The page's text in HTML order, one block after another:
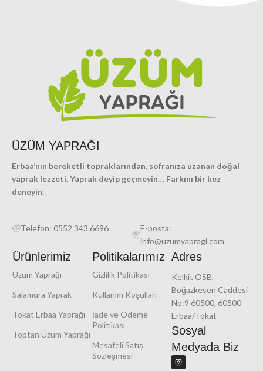
ÜZÜM YAPRAĞI
Erbaa’nın bereketli topraklarından, sofranıza uzanan doğal
yaprak lezzeti. Yaprak deyip geçmeyin… Farkını bir kez
deneyin.
Telefon: 0552 343 6696
E-posta:
info@uzumyapragi.com
Ürünlerimiz
Üzüm Yaprağı
Salamura Yaprak
Tokat Erbaa Yaprağı
Toptan Üzüm Yaprağı
Politikalarımız
Gizlilik Politikası
Kullanım Koşulları
İade ve Ödeme
Politikası
Mesafeli Satış
Sözleşmesi
Adres
Kelkit OSB,
Boğazkesen Caddesi
No:9 60500, 60500
Erbaa/Tokat
Sosyal
Medyada Biz